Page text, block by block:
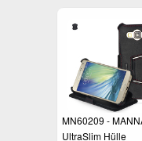
MN60209 -
UltraSlim Hülle